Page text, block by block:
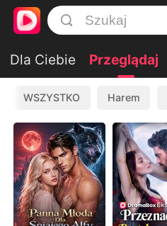
Dla Ciebie Przeglądaj
WSZYSTKO Harem